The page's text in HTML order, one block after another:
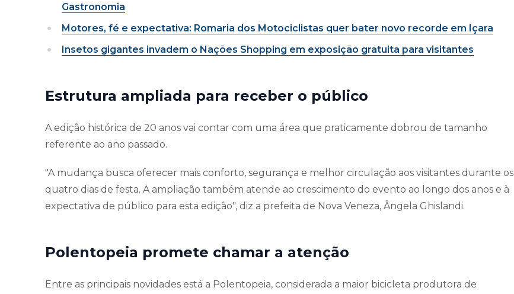
Gastronomia
Motores, fé e expectativa: Romaria dos Motociclistas quer bater novo recorde em Içara
Insetos gigantes invadem o Nações Shopping em exposição gratuita para visitantes
Estrutura ampliada para receber o público
A edição histórica de 20 anos vai contar com uma área que praticamente dobrou de tamanho
referente ao ano passado.
"A mudança busca oferecer mais conforto, segurança e melhor circulação aos visitantes durante os
quatro dias de festa. A ampliação também atende ao crescimento do evento ao longo dos anos e à
expectativa de público para esta edição", diz a prefeita de Nova Veneza, Ângela Ghislandi.
Polentopeia promete chamar a atenção
Entre as principais novidades está a Polentopeia, considerada a maior bicicleta produtora de